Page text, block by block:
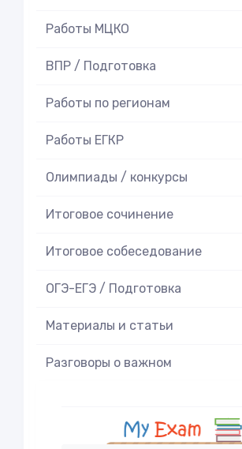
Работы МЦКО
ВПР / Подготовка
Работы по регионам
Работы ЕГКР
Олимпиады / конкурсы
Итоговое cочинение
Итоговое cобеседование
ОГЭ-ЕГЭ / Подготовка
Материалы и статьи
Разговоры о важном